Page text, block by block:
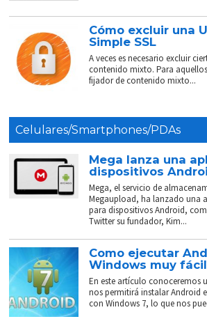
Cómo excluir una
Simple SSL
A veces es necesario excluir
contenido mixto. Para
fijador de contenido mixto...
Celulares/Smartphones/PDAs
Mega lanza una
dispositivos
Mega, el servicio de
Megaupload, ha lanzado una
para dispositivos Android,
Twitter su fundador, Kim...
Como ejecutar
Windows muy
En este artículo conoceremos
nos permitirá instalar Android
con Windows 7, lo que nos